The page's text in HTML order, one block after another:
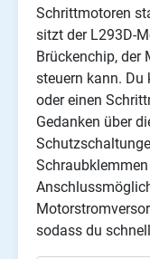
Schrittmotoren
sitzt der L293D-
Brückenchip, der
steuern kann. Du
oder einen
Gedanken über
sodass du